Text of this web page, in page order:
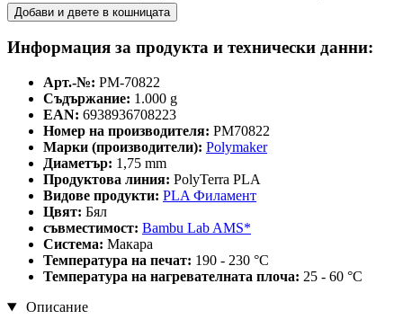
Добави и двете в кошницата
Информация за продукта и технически данни:
Арт.-№: PM-70822
Съдържание: 1.000 g
EAN: 6938936708223
Номер на производителя: PM70822
Марки (производители): Polymaker
Диаметър: 1,75 mm
Продуктова линия: PolyTerra PLA
Видове продукти: PLA Филамент
Цвят: Бял
съвместимост: Bambu Lab AMS*
Система: Макара
Температура на печат: 190 - 230 °C
Температура на нагревателната плоча: 25 - 60 °C
Описание